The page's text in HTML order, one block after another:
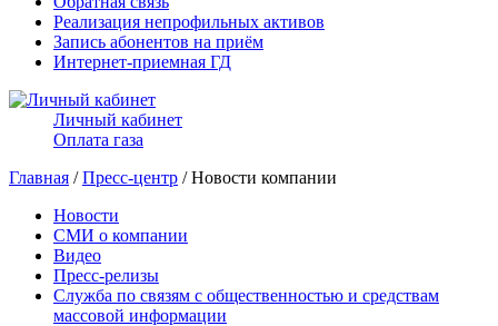
Реализация непрофильных активов
Запись абонентов на приём
Интернет-приемная ГД
Личный кабинет
Оплата газа
Главная /Пресс-центр / Новости компании
Новости
СМИ о компании
Видео
Пресс-релизы
Служба по связям с общественностью и средствам
массовой информации